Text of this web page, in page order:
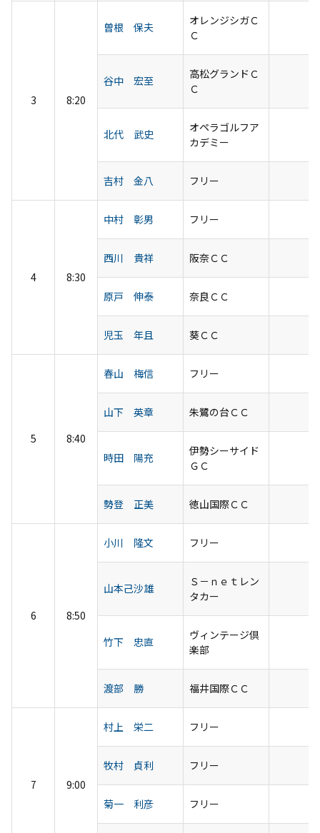
3 8:20
曽根 保夫
オレンジシガＣ
Ｃ
谷中 宏至
高松グランドＣ
Ｃ
北代 武史
オペラゴルフア
カデミー
吉村 金八 フリー
4 8:30
中村 彰男 フリー
西川 貴祥 阪奈ＣＣ
原戸 伸泰 奈良ＣＣ
児玉 年且 葵ＣＣ
5 8:40
春山 梅信 フリー
山下 英章 朱鷺の台ＣＣ
時田 陽充
伊勢シーサイド
ＧＣ
勢登 正美 徳山国際ＣＣ
6 8:50
小川 隆文 フリー
山本己沙雄
Ｓ－ｎｅｔレン
タカー
竹下 忠直
ヴィンテージ倶
楽部
渡部 勝 福井国際ＣＣ
7 9:00
村上 栄二 フリー
牧村 貞利 フリー
菊一 利彦 フリー